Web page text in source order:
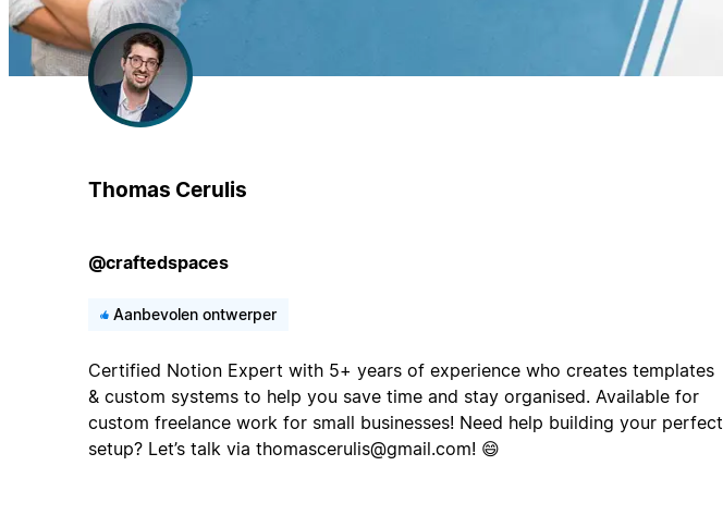
Thomas Cerulis
@craftedspaces
Aanbevolen ontwerper
Certified Notion Expert with 5+ years of experience who creates templates
& custom systems to help you save time and stay organised. Available for
custom freelance work for small businesses! Need help building your perfect
setup? Let’s talk via thomascerulis@gmail.com! 😄